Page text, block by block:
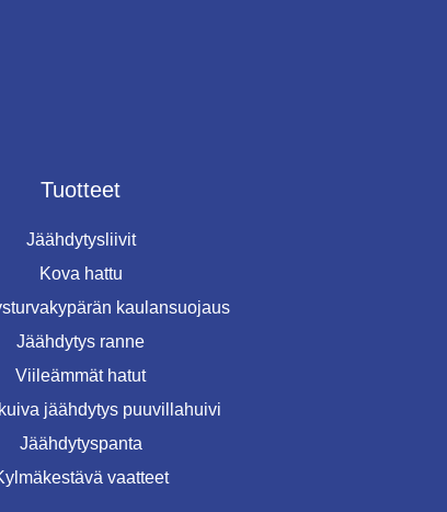
Tuotteet
Jäähdytysliivit
Kova hattu
kaulansuojaus
Jäähdytys ranne
Viileämmät hatut
jäähdytys puuvillahuivi
Jäähdytyspanta
vaatteet